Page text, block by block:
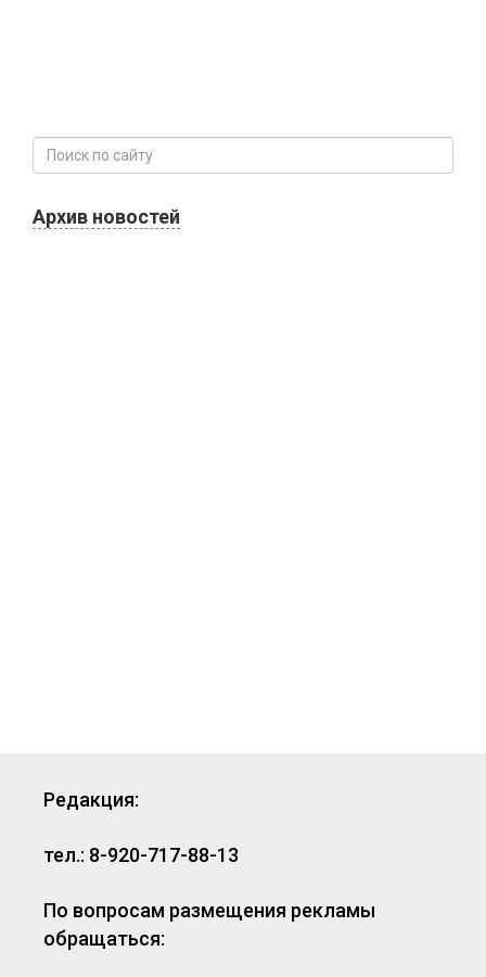
Архив новостей
Редакция:
тел.: 8-920-717-88-13
По вопросам размещения рекламы
обращаться: